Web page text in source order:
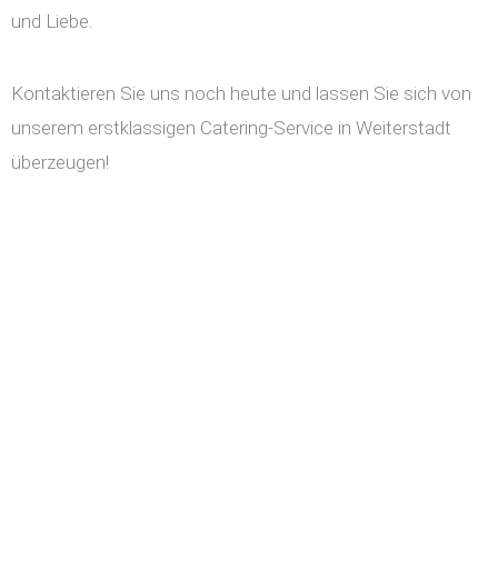
und Liebe.
Kontaktieren Sie uns noch heute und lassen Sie sich von
unserem erstklassigen Catering-Service in Weiterstadt
überzeugen!